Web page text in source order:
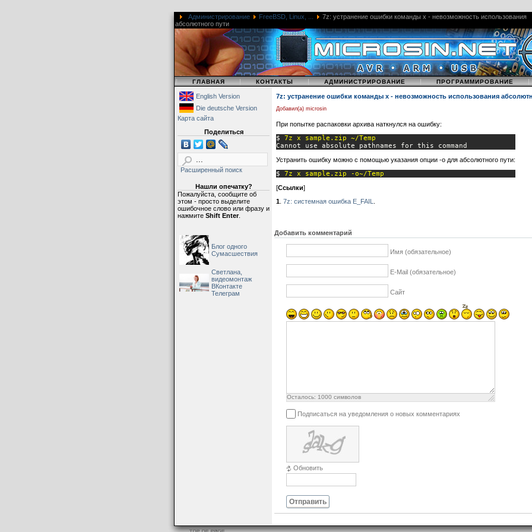
Администрирование FreeBSD, Linux, ...
7z: устранение ошибки команды x - невозможность использования
абсолютного пути
| ГЛАВНАЯ | КОНТАКТЫ | АДМИНИСТРИРОВАНИЕ | ПРОГРАММИРОВАНИЕ |
English Version
Die deutsche Version
Карта сайта
Поделиться
Расширенный поиск
Нашли опечатку?
Пожалуйста, сообщите об
этом - просто выделите
ошибочное слово или фразу и
нажмите Shift Enter.
Блог одного
Сумасшествия
Светлана,
видеомонтаж
ВКонтакте
Телеграм
7z: устранение ошибки команды x - невозможность использования
Добавил(а) microsin
При попытке распаковки архива наткнулся на ошибку:
$ 7z x sample.zip ~/Temp
Cannot use absolute pathnames for this command
Устранить ошибку можно с помощью указания опции -o для абсолютного пути:
$ 7z x sample.zip -o~/Temp
[Ссылки]
1 7z: системная ошибка E_FAIL
Добавить комментарий
Имя (обязательное)
E-Mail (обязательное)
Сайт
Осталось: 1000 символов
Подписаться на уведомления о новых комментариях
Обновить
Отправить